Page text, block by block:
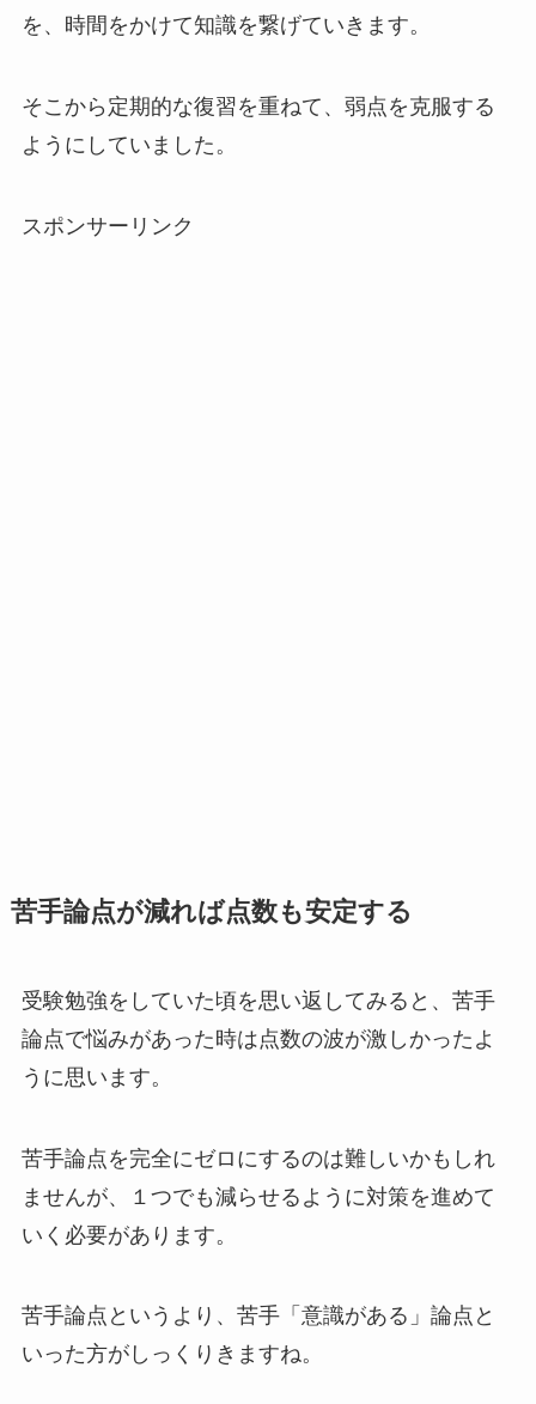
を、時間をかけて知識を繋げていきます。
そこから定期的な復習を重ねて、弱点を克服する
ようにしていました。
スポンサーリンク
苦手論点が減れば点数も安定する
受験勉強をしていた頃を思い返してみると、苦手
論点で悩みがあった時は点数の波が激しかったよ
うに思います。
苦手論点を完全にゼロにするのは難しいかもしれ
ませんが、１つでも減らせるように対策を進めて
いく必要があります。
苦手論点というより、苦手「意識がある」論点と
いった方がしっくりきますね。